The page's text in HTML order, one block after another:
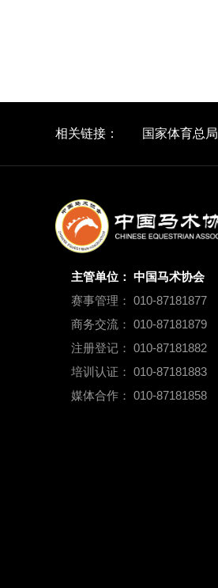
相关链接： 国家体育总局
主管单位： 中国马术协会
赛事管理： 010-87181877
商务交流： 010-87181879
注册登记： 010-87181882
培训认证： 010-87181883
媒体合作： 010-87181858